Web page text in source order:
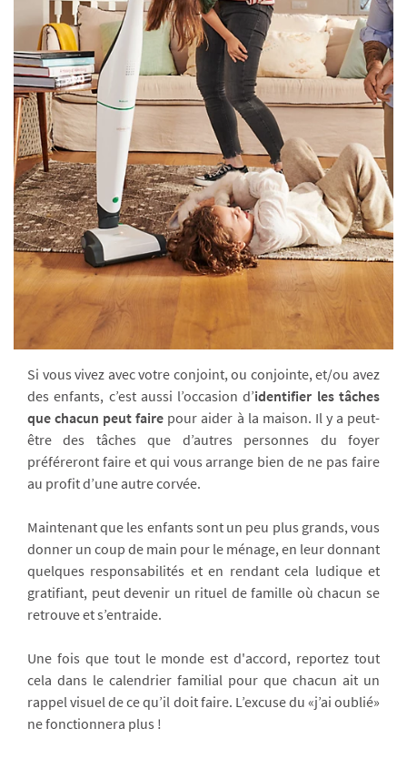
Si vous vivez avec votre conjoint, ou conjointe, et/ou avez
des enfants, c’est aussi l’occasion d’identifier les tâches
que chacun peut faire pour aider à la maison. Il y a peut-
être des tâches que d’autres personnes du foyer
préféreront faire et qui vous arrange bien de ne pas faire
au profit d’une autre corvée.
Maintenant que les enfants sont un peu plus grands, vous
donner un coup de main pour le ménage, en leur donnant
quelques responsabilités et en rendant cela ludique et
gratifiant, peut devenir un rituel de famille où chacun se
retrouve et s’entraide.
Une fois que tout le monde est d'accord, reportez tout
cela dans le calendrier familial pour que chacun ait un
rappel visuel de ce qu’il doit faire. L’excuse du «j’ai oublié»
ne fonctionnera plus !